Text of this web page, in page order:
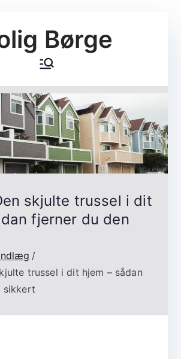
Børge
skjulte trussel i dit
fjerner du den
trussel i dit hjem – sådan
sikkert